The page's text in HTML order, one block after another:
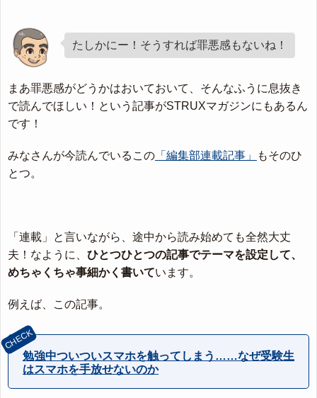
たしかにー！そうすれば罪悪感もないね！
まあ罪悪感がどうかはおいておいて、そんなふうに息抜き
で読んでほしい！という記事がSTRUXマガジンにもあるん
です！
みなさんが今読んでいるこの 「編集部連載記事」
もそのひ
とつ。
「連載」と言いながら、途中から読み始めても全然大丈
夫！なように、 ひとつひとつの記事でテーマを設定して、
めちゃくちゃ事細かく書いています。
例えば、この記事。
勉強中ついついスマホを触ってしまう……なぜ受験生
はスマホを手放せないのか